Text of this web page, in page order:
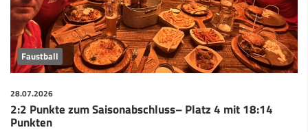
Faustball
28.07.2026
2:2 Punkte zum Saisonabschluss– Platz 4 mit 18:14
Punkten